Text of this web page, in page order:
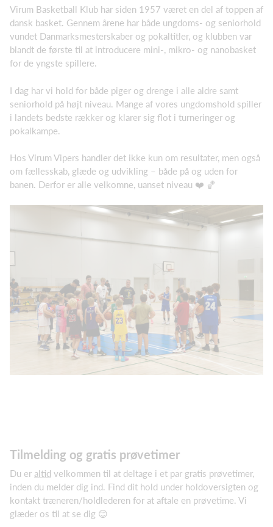
Virum Basketball Klub har siden 1957 været en del af toppen af
dansk basket. Gennem årene har både ungdoms- og seniorhold
vundet Danmarksmesterskaber og pokaltitler, og klubben var
blandt de første til at introducere mini-, mikro- og nanobasket
for de yngste spillere.
I dag har vi hold for både piger og drenge i alle aldre samt
seniorhold på højt niveau. Mange af vores ungdomshold spiller
i landets bedste rækker og klarer sig flot i turneringer og
pokalkampe.
Hos Virum Vipers handler det ikke kun om resultater, men også
om fællesskab, glæde og udvikling – både på og uden for
banen. Derfor er alle velkomne, uanset niveau ❤️ 🏀
Tilmelding og gratis prøvetimer
Du er altid velkommen til at deltage i et par gratis prøvetimer,
inden du melder dig ind. Find dit hold under holdoversigten og
kontakt træneren/holdlederen for at aftale en prøvetime. Vi
glæder os til at se dig 😊